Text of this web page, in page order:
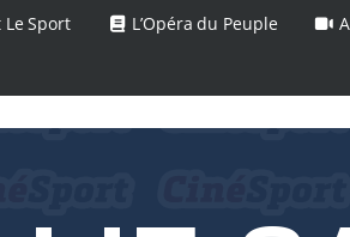
Le Sport L’Opéra du Peuple